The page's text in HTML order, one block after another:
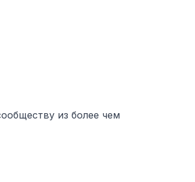
из более чем